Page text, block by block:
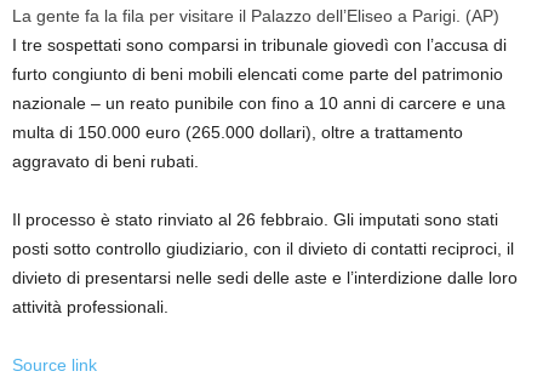
La gente fa la fila per visitare il Palazzo dell’Eliseo a Parigi. (AP)
I tre sospettati sono comparsi in tribunale giovedì con l’accusa di
furto congiunto di beni mobili elencati come parte del patrimonio
nazionale – un reato punibile con fino a 10 anni di carcere e una
multa di 150.000 euro (265.000 dollari), oltre a trattamento
aggravato di beni rubati.
Il processo è stato rinviato al 26 febbraio. Gli imputati sono stati
posti sotto controllo giudiziario, con il divieto di contatti reciproci, il
divieto di presentarsi nelle sedi delle aste e l’interdizione dalle loro
attività professionali.
Source link